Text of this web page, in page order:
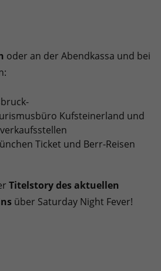
oder an der Abendkassa und bei
Kufsteinerland und
Ticket und Berr-Reisen
Titelstory des aktuellen
über Saturday Night Fever!